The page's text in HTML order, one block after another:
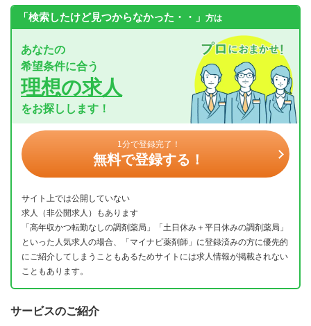
「検索したけど見つからなかった・・」 方は
あなたの
希望条件に合う
理想の求人
をお探しします！
1分で登録完了！
無料で登録する！
サイト上では公開していない
求人（非公開求人）もあります
「高年収かつ転勤なしの調剤薬局」「土日休み＋平日休みの調剤薬局」
といった人気求人の場合、「マイナビ薬剤師」に登録済みの方に優先的
にご紹介してしまうこともあるためサイトには求人情報が掲載されない
こともあります。
サービスのご紹介